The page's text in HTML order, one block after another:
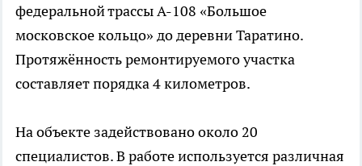
федеральной трассы А-108 «Большое
московское кольцо» до деревни Таратино.
Протяжённость ремонтируемого участка
составляет порядка 4 километров.
На объекте задействовано около 20
специалистов. В работе используется различная